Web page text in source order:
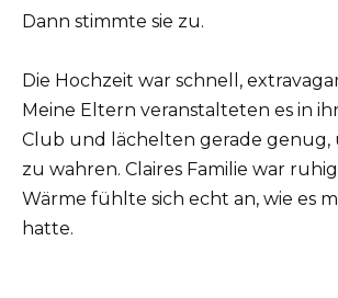
Dann stimmte sie zu.
Die Hochzeit war schnell,
Meine Eltern veranstalteten es in
Club und lächelten gerade genug,
zu wahren. Claires Familie war
Wärme fühlte sich echt an, wie es
hatte.